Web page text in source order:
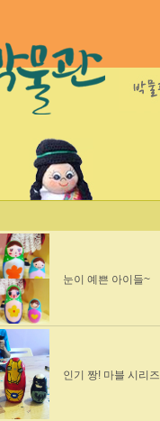
눈이 예쁜 아이들~
인기 짱! 마블 시리즈